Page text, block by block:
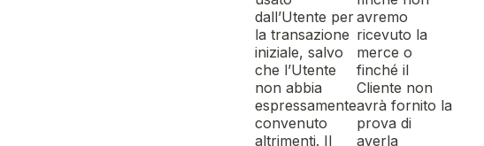
dall’Utente per
la transazione
iniziale, salvo
che l’Utente
non abbia
espressamente
convenuto
altrimenti. Il
avremo
ricevuto la
merce o
finché il
Cliente non
avrà fornito la
prova di
averla